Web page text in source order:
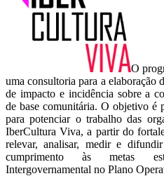
O
uma consultoria para a elaboração
de impacto e incidência sobre a
de base comunitária. O objetivo é
para potenciar o trabalho das
IberCultura Viva, a partir do
relevar, analisar, medir e
cumprimento às metas
Intergovernamental no Plano